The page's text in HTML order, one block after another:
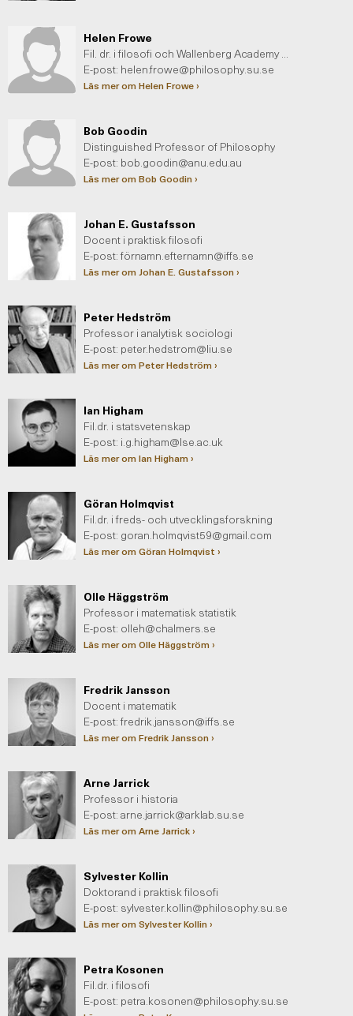
Helen Frowe
Fil. dr. i filosofi och Wallenberg Academy Research Fellow
E-post: helen.frowe@philosophy.su.se
Läs mer om Helen Frowe ›
Bob Goodin
Distinguished Professor of Philosophy
E-post: bob.goodin@anu.edu.au
Läs mer om Bob Goodin ›
Johan E. Gustafsson
Docent i praktisk filosofi
E-post: förnamn.efternamn@iffs.se
Läs mer om Johan E. Gustafsson ›
Peter Hedström
Professor i analytisk sociologi
E-post: peter.hedstrom@liu.se
Läs mer om Peter Hedström ›
Ian Higham
Fil.dr. i statsvetenskap
E-post: i.g.higham@lse.ac.uk
Läs mer om Ian Higham ›
Göran Holmqvist
Fil.dr. i freds- och utvecklingsforskning
E-post: goran.holmqvist59@gmail.com
Läs mer om Göran Holmqvist ›
Olle Häggström
Professor i matematisk statistik
E-post: olleh@chalmers.se
Läs mer om Olle Häggström ›
Fredrik Jansson
Docent i matematik
E-post:fredrik.jansson@iffs.se
Läs mer om Fredrik Jansson ›
Arne Jarrick
Professor i historia
E-post:arne.jarrick@arklab.su.se
Läs mer om Arne Jarrick ›
Sylvester Kollin
Doktorand i praktisk filosofi
E-post: sylvester.kollin@philosophy.su.se
Läs mer om Sylvester Kollin ›
Petra Kosonen
Fil.dr. i filosofi
E-post: petra.kosonen@philosophy.su.se